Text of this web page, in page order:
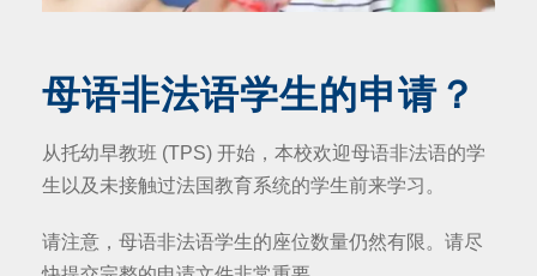
母语非法语学生的申请？
从托幼早教班 (TPS) 开始，本校欢迎母语非法语的学
生以及未接触过法国教育系统的学生前来学习。
请注意，母语非法语学生的座位数量仍然有限。请尽